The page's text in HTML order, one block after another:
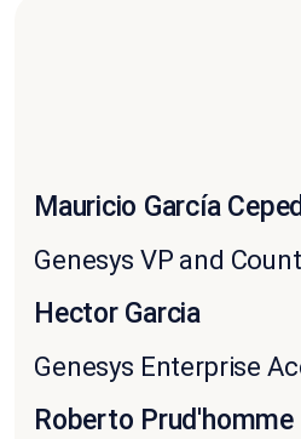
Mauricio García
Genesys VP and
Hector Garcia
Genesys Enterprise
Roberto Prud'homme